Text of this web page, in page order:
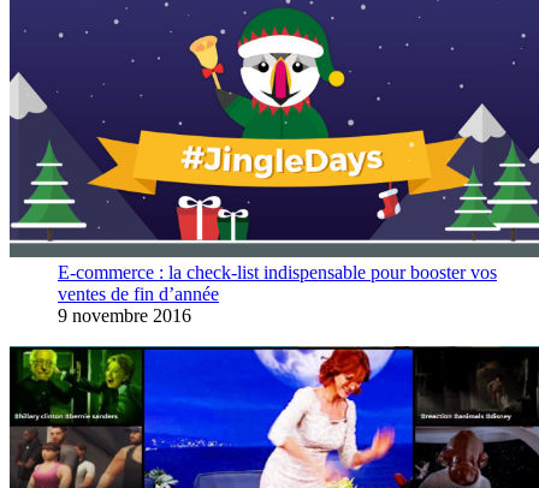
E-commerce : la check-list indispensable pour booster vos
ventes de fin d’année
9 novembre 2016